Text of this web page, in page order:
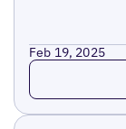
Feb 19, 2025
Read more